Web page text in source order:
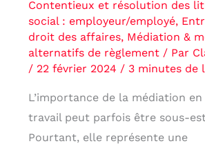
Contentieux et résolution des
social : employeur/employé,
droit des affaires, Médiation &
alternatifs de règlement/ Par
/ 22 février 2024 / 3 minutes de
L’importance de la médiation
travail peut parfois être sous-
Pourtant, elle représente une